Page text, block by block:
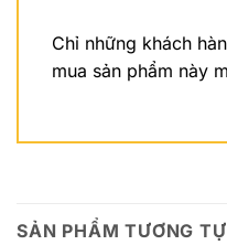
Chỉ những khách
mua sản phẩm này
SẢN PHẨM TƯƠNG TỰ